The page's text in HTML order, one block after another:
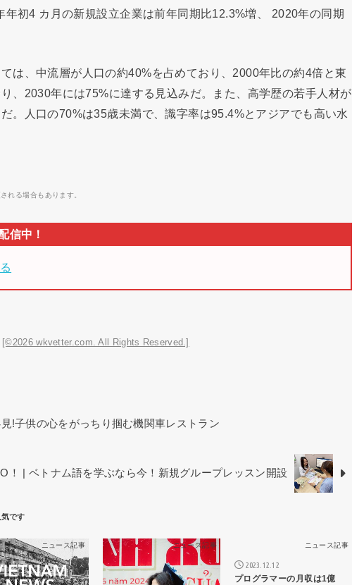
年初4 カ月の新規設立企業は前年同期比12.3%増、 2020年の同期
は、中流層が人口の約40%を占めており、2000年比の約4倍と東
、2030年には75%に達する見込みだ。また、高学歴の若手人材が
。人口の70%は35歳未満で、識字率は95.4%とアジアでも高い水
れる場合もあります。
[©2026 wkvetter.com. All Rights Reserved.]
!子供の心をがっちり掴む機関車レストラン
！ | ベトナム語を学ぶなら今！新規グループレッスン開設
ニュース記事 ニュース記事 ニュース記事
2023.12.12
プログラマーの月収は1億